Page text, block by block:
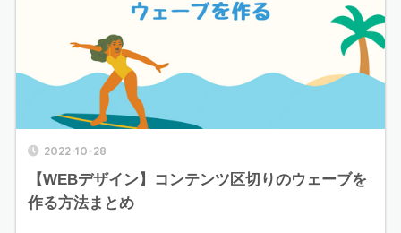
2022-10-28
【WEBデザイン】コンテンツ区切りのウェーブを
作る方法まとめ